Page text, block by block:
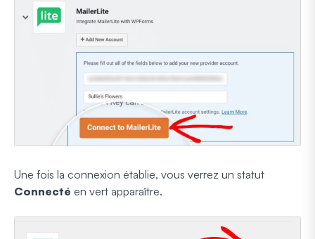
Une fois la connexion établie, vous verrez un statut
Connecté en vert apparaître.